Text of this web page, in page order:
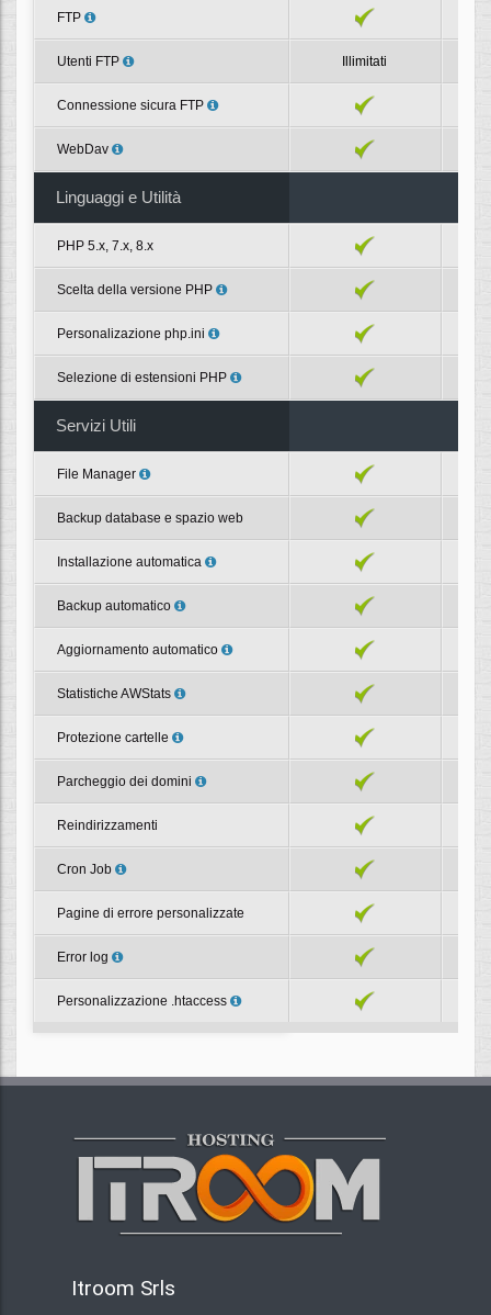
FTP
Utenti FTP
Connessione sicura FTP
WebDav
Linguaggi e Utilità
PHP 5.x, 7.x, 8.x
Scelta della versione PHP
Personalizazione php.ini
Selezione di estensioni PHP
Servizi Utili
File Manager
Backup database e spazio web
Installazione automatica
Backup automatico
Aggiornamento automatico
Statistiche AWStats
Protezione cartelle
Parcheggio dei domini
Reindirizzamenti
Cron Job
Pagine di errore personalizzate
Error log
Personalizzazione .htaccess
Illimitati
Itroom Srls